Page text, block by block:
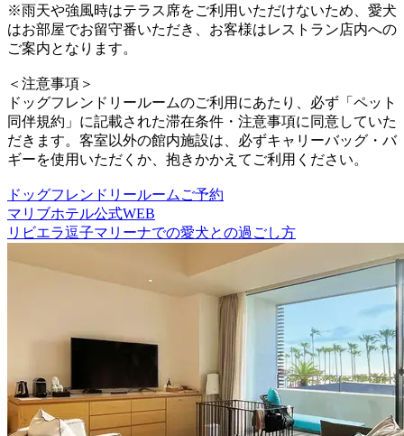
※雨天や強風時はテラス席をご利用いただけないため、愛犬
はお部屋でお留守番いただき、お客様はレストラン店内への
ご案内となります。
＜注意事項＞
ドッグフレンドリールームのご利用にあたり、必ず「ペット
同伴規約」に記載された滞在条件・注意事項に同意していた
だきます。客室以外の館内施設は、必ずキャリーバッグ・バ
ギーを使用いただくか、抱きかかえてご利用ください。
ドッグフレンドリールームご予約
マリブホテル公式WEB
リビエラ逗子マリーナでの愛犬との過ごし方